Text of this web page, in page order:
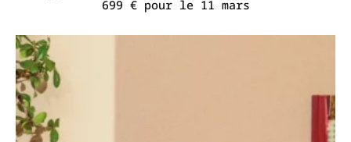
699 € pour le 11 mars